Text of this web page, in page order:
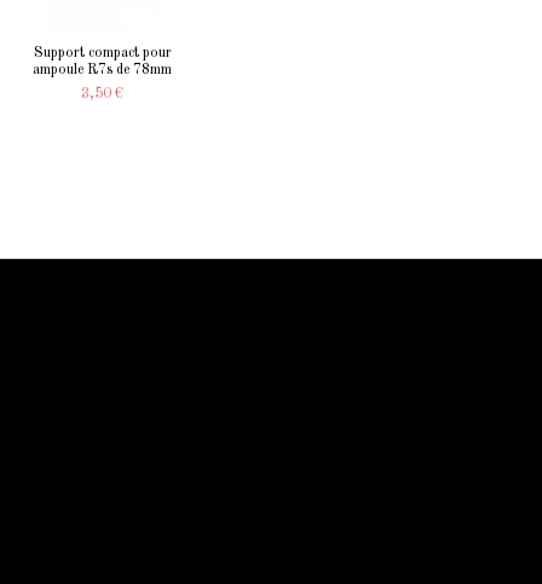
Support compact pour
ampoule R7s de 78mm
3,50 €